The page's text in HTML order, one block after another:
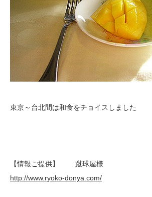
東京～台北間は和食をチョイスしました
【情報ご提供】 蹴球屋様
http://www.ryoko-donya.com/